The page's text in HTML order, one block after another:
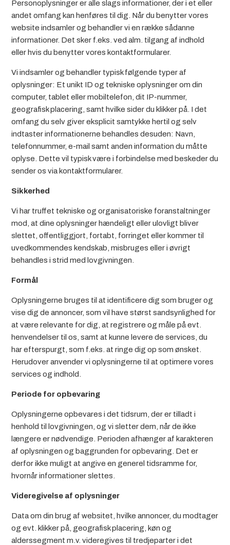
Personoplysninger er alle slags informationer, der i et eller
andet omfang kan henføres til dig. Når du benytter vores
website indsamler og behandler vi en række sådanne
informationer. Det sker f.eks. ved alm. tilgang af indhold
eller hvis du benytter vores kontaktformularer.
Vi indsamler og behandler typisk følgende typer af
oplysninger: Et unikt ID og tekniske oplysninger om din
computer, tablet eller mobiltelefon, dit IP-nummer,
geografisk placering, samt hvilke sider du klikker på. I det
omfang du selv giver eksplicit samtykke hertil og selv
indtaster informationerne behandles desuden: Navn,
telefonnummer, e-mail samt anden information du måtte
oplyse. Dette vil typisk være i forbindelse med beskeder du
sender os via kontaktformularer.
Sikkerhed
Vi har truffet tekniske og organisatoriske foranstaltninger
mod, at dine oplysninger hændeligt eller ulovligt bliver
slettet, offentliggjort, fortabt, forringet eller kommer til
uvedkommendes kendskab, misbruges eller i øvrigt
behandles i strid med lovgivningen.
Formål
Oplysningerne bruges til at identificere dig som bruger og
vise dig de annoncer, som vil have størst sandsynlighed for
at være relevante for dig, at registrere og måle på evt.
henvendelser til os, samt at kunne levere de services, du
har efterspurgt, som f.eks. at ringe dig op som ønsket.
Herudover anvender vi oplysningerne til at optimere vores
services og indhold.
Periode for opbevaring
Oplysningerne opbevares i det tidsrum, der er tilladt i
henhold til lovgivningen, og vi sletter dem, når de ikke
længere er nødvendige. Perioden afhænger af karakteren
af oplysningen og baggrunden for opbevaring. Det er
derfor ikke muligt at angive en generel tidsramme for,
hvornår informationer slettes.
Videregivelse af oplysninger
Data om din brug af websitet, hvilke annoncer, du modtager
og evt. klikker på, geografisk placering, køn og
alderssegment m.v. videregives til tredjeparter i det